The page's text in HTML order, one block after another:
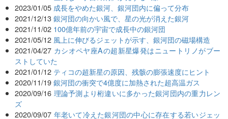
2023/01/05 成長をやめた銀河、銀河団内に偏って分布
2021/12/13 銀河団の向かい風で、星の光が消えた銀河
2021/11/02 100億年前の宇宙で成長中の銀河団
2021/05/12 風上に伸びるジェットが示す、銀河団の磁場構造
2021/04/27 カシオペヤ座Aの超新星爆発はニュートリノがブー
ストしていた
2021/01/12 ティコの超新星の原因、残骸の膨張速度にヒント
2020/11/19 銀河団の衝突で4億度に加熱された超高温ガス
2020/09/16 理論予測より桁違いに多かった銀河団内の重力レン
ズ
2020/09/07 年老いて冷えた銀河団の中心に存在する若いジェッ